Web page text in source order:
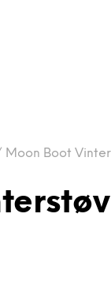
Moon Boot